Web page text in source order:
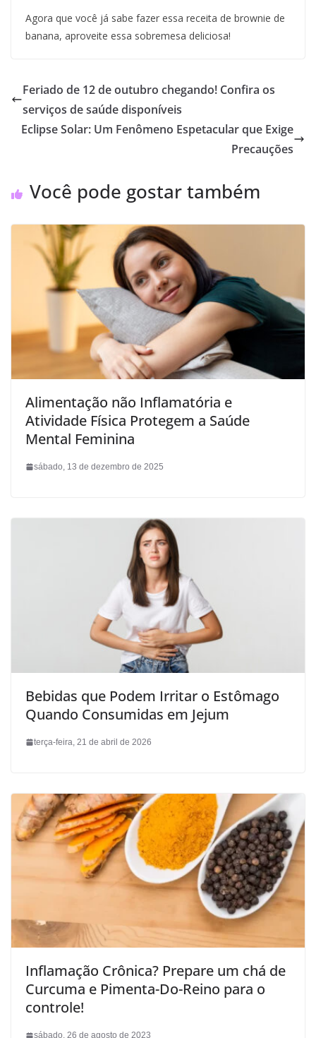
Agora que você já sabe fazer essa receita de brownie de
banana, aproveite essa sobremesa deliciosa!
Feriado de 12 de outubro chegando! Confira os
serviços de saúde disponíveis
Eclipse Solar: Um Fenômeno Espetacular que Exige
Precauções
Você pode gostar também
Alimentação não Inflamatória e
Atividade Física Protegem a Saúde
Mental Feminina
sábado, 13 de dezembro de 2025
Bebidas que Podem Irritar o Estômago
Quando Consumidas em Jejum
terça-feira, 21 de abril de 2026
Inflamação Crônica? Prepare um chá de
Curcuma e Pimenta-Do-Reino para o
controle!
sábado, 26 de agosto de 2023